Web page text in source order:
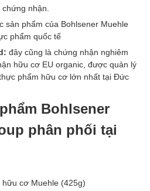
nhận.
sản phẩm của Bohlsener Muehle
phẩm quốc tế
đây cũng là chứng nhận nghiêm
hữu cơ EU organic, được quản lý
phẩm hữu cơ lớn nhất tại Đức
Bohlsener
phân phối tại
hữu cơ Muehle (425g)